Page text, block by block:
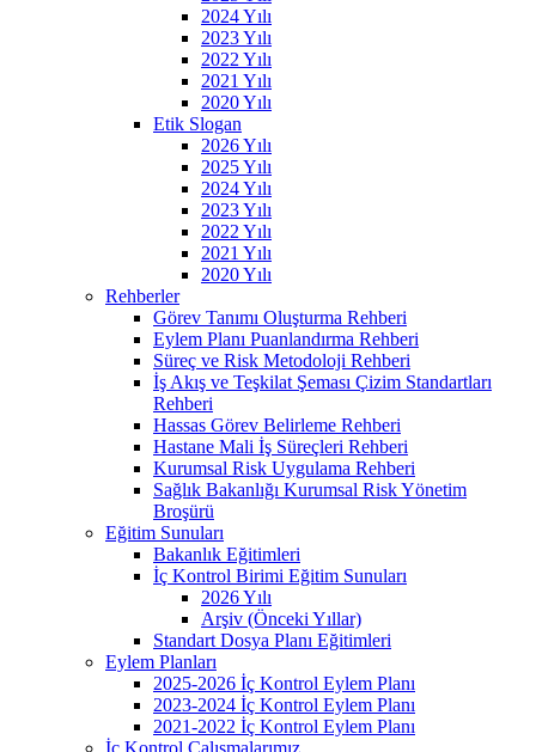
2024 Yılı
2023 Yılı
2022 Yılı
2021 Yılı
2020 Yılı
Etik Slogan
2026 Yılı
2025 Yılı
2024 Yılı
2023 Yılı
2022 Yılı
2021 Yılı
2020 Yılı
Rehberler
Görev Tanımı Oluşturma Rehberi
Eylem Planı Puanlandırma Rehberi
Süreç ve Risk Metodoloji Rehberi
İş Akış ve Teşkilat Şeması Çizim Standartları
Rehberi
Hassas Görev Belirleme Rehberi
Hastane Mali İş Süreçleri Rehberi
Kurumsal Risk Uygulama Rehberi
Sağlık Bakanlığı Kurumsal Risk Yönetim
Broşürü
Eğitim Sunuları
Bakanlık Eğitimleri
İç Kontrol Birimi Eğitim Sunuları
2026 Yılı
Arşiv (Önceki Yıllar)
Standart Dosya Planı Eğitimleri
Eylem Planları
2025-2026 İç Kontrol Eylem Planı
2023-2024 İç Kontrol Eylem Planı
2021-2022 İç Kontrol Eylem Planı
İç Kontrol Çalışmalarımız